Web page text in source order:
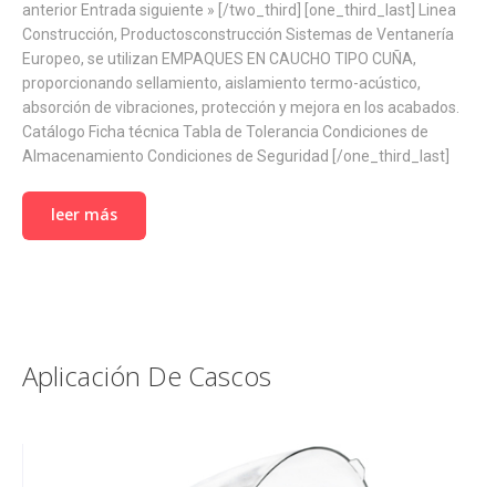
anterior Entrada siguiente » [/two_third] [one_third_last] Linea
Construcción, Productosconstrucción Sistemas de Ventanería
Europeo, se utilizan EMPAQUES EN CAUCHO TIPO CUÑA,
proporcionando sellamiento, aislamiento termo-acústico,
absorción de vibraciones, protección y mejora en los acabados.
Catálogo Ficha técnica Tabla de Tolerancia Condiciones de
Almacenamiento Condiciones de Seguridad [/one_third_last]
leer más
Aplicación De Cascos